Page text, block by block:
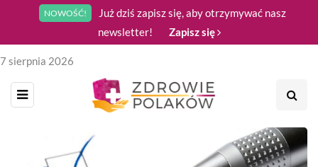
NOWOŚĆ!
Już dziś zapisz się, aby otrzymywać nasz
newsletter!
Zapisz się
7 sierpnia 2026